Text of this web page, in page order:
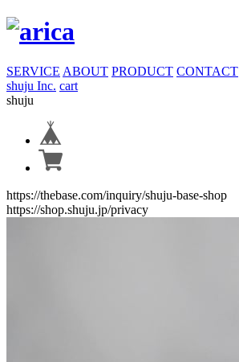
SERVICE ABOUT PRODUCT CONTACT
shuju Inc. cart
shuju
https://thebase.com/inquiry/shuju-base-shop
https://shop.shuju.jp/privacy